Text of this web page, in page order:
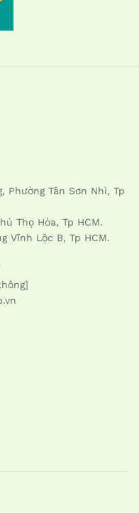
Phường Tân Sơn Nhì, Tp
Thọ Hòa, Tp HCM.
Vĩnh Lộc B, Tp HCM.